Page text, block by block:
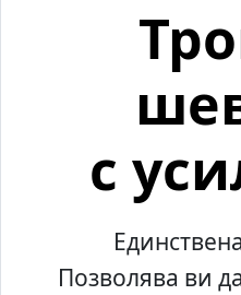
с
Позволява ви